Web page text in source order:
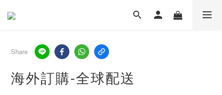
Share
海外訂購-全球配送